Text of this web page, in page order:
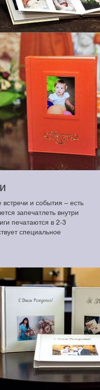
и события – есть
запечатлеть внутри
печатаются в 2-3
специальное